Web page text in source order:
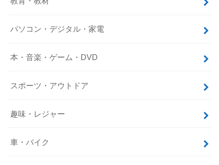
パソコン・デジタル・家電
本・音楽・ゲーム・DVD
スポーツ・アウトドア
趣味・レジャー
車・バイク